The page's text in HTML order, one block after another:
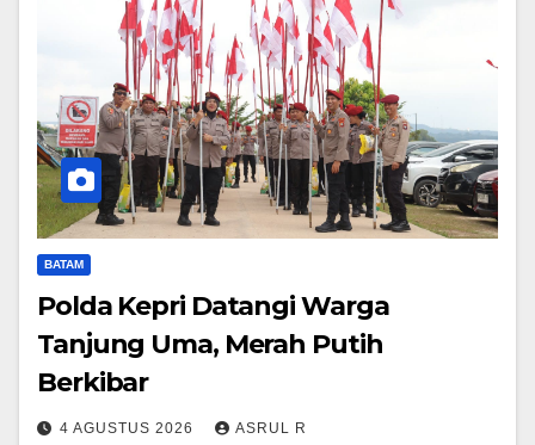
BATAM
Polda Kepri Datangi Warga
Tanjung Uma, Merah Putih
Berkibar
4 AGUSTUS 2026 ASRUL R